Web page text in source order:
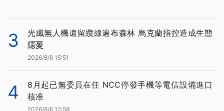
3
光纖無人機遺留纜線遍布森林 烏克蘭指控造成生態
隱憂
2026/8/6 15:51
4
8月起已無委員在任 NCC停發手機等電信設備進口
核准
2026/8/6 12:58